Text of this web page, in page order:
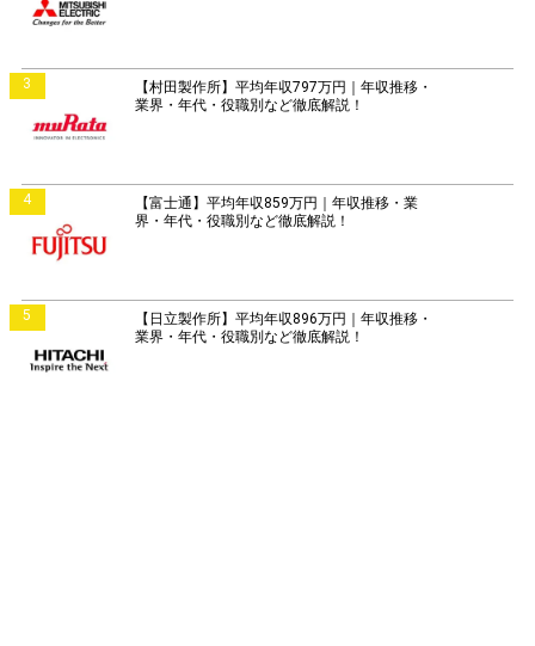
3
【村田製作所】平均年収797万円｜年収推移・
業界・年代・役職別など徹底解説！
4
【富士通】平均年収859万円｜年収推移・業
界・年代・役職別など徹底解説！
5
【日立製作所】平均年収896万円｜年収推移・
業界・年代・役職別など徹底解説！